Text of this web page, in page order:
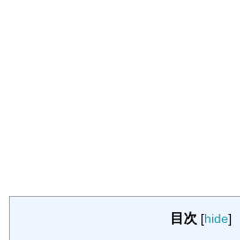
目次 [hide]